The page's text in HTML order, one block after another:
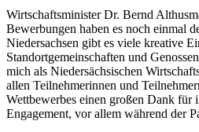
Wirtschaftsminister Dr. Bernd
Bewerbungen haben es noch einmal
Niedersachsen gibt es viele kreative
Standortgemeinschaften und
mich als Niedersächsischen
allen Teilnehmerinnen und
Wettbewerbes einen großen Dank für
Engagement, vor allem während der